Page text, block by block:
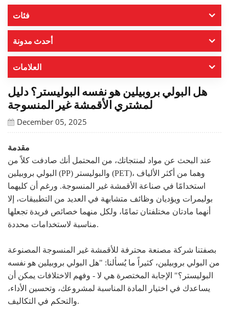
فئات
أحدث مدونة
العلامات
هل البولي بروبيلين هو نفسه البوليستر؟ دليل
لمشتري الأقمشة غير المنسوجة
December 05, 2025
مقدمة
عند البحث عن مواد لمنتجاتك، من المحتمل أنك صادفت كلاً من
البولي بروبيلين (PP) والبوليستر (PET)، وهما من أكثر الألياف
استخدامًا في صناعة الأقمشة غير المنسوجة. ورغم أن كليهما
بوليمرات ويؤديان وظائف متشابهة في العديد من التطبيقات، إلا
أنهما مادتان مختلفتان تمامًا، ولكل منهما خصائص فريدة تجعلها
مناسبة لاستخدامات محددة.
بصفتنا شركة مصنعة محترفة للأقمشة غير المنسوجة المصنوعة
من البولي بروبيلين، كثيراً ما يُسألنا: "هل البولي بروبيلين هو نفسه
البوليستر؟" الإجابة المختصرة هي لا - وفهم الاختلافات يمكن أن
يساعدك في اختيار المادة المناسبة لمشروعك، وتحسين الأداء،
والتحكم في التكاليف.